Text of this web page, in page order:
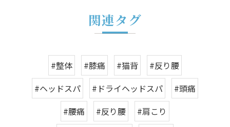
関連タグ
#整体 #膝痛 #猫背
#反り腰
#ヘッドスパ
#ドライヘッドスパ
#頭痛
#腰痛
#反り腰
#肩こり